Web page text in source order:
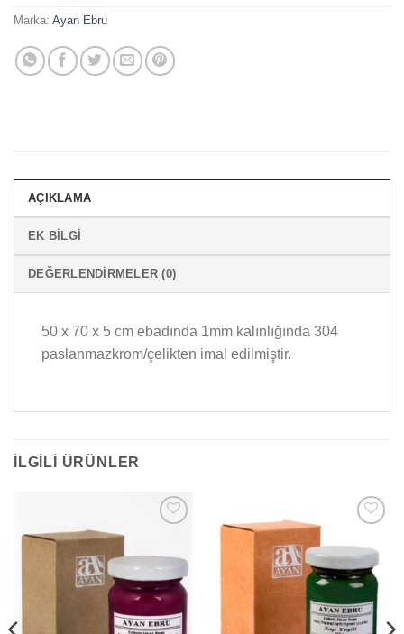
Marka: Ayan Ebru
AÇIKLAMA
EK BILGI
DEĞERLENDIRMELER (0)
50 x 70 x 5 cm ebadında 1mm kalınlığında 304
paslanmazkrom/çelikten imal edilmiştir.
İLGILI ÜRÜNLER
wishlist